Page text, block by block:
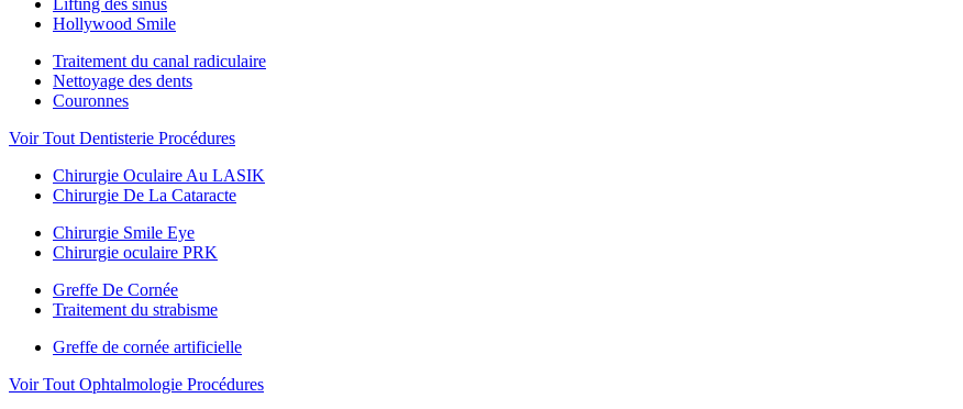
Lifting des sinus
Hollywood Smile
Traitement du canal radiculaire
Nettoyage des dents
Couronnes
Voir Tout Dentisterie Procédures
Chirurgie Oculaire Au LASIK
Chirurgie De La Cataracte
Chirurgie Smile Eye
Chirurgie oculaire PRK
Greffe De Cornée
Traitement du strabisme
Greffe de cornée artificielle
Voir Tout Ophtalmologie Procédures